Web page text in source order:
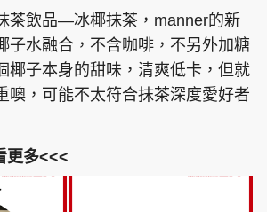
茶飲品—冰椰抹茶，manner的新
子水融合，不含咖啡，不另外加糖
椰子本身的甜味，清爽低卡，但就
噢，可能不太符合抹茶深度愛好者
更多<<<